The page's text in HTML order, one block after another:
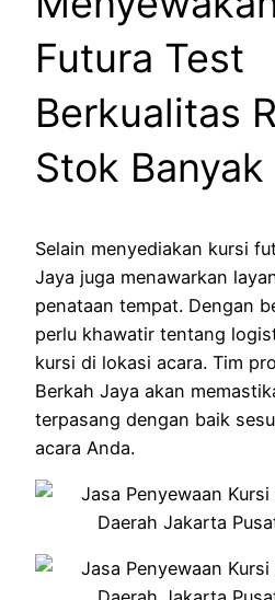
Futura Test
Berkualitas
Stok Banyak
Selain menyediakan kursi
Jaya juga menawarkan
penataan tempat. Dengan
perlu khawatir tentang
kursi di lokasi acara. Tim
Berkah Jaya akan
terpasang dengan baik
acara Anda.